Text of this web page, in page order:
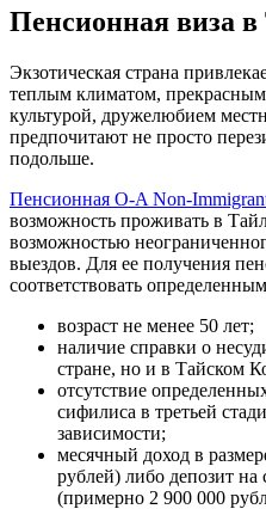
Пенсионная виза в
Экзотическая страна
теплым климатом,
культурой, дружелюбием
предпочитают не просто
подольше.
Пенсионная O-A Non-
возможность проживать в
возможностью
выездов. Для ее получения
соответствовать
возраст не менее 50 лет;
наличие справки о
стране, но и в Тайском
отсутствие
сифилиса в третьей
зависимости;
месячный доход в
рублей) либо депозит на
(примерно 2 900 000